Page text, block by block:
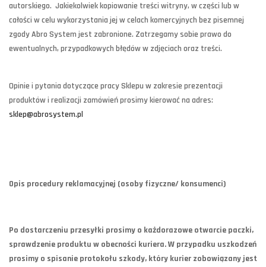
autorskiego. Jakiekolwiek kopiowanie treści witryny, w części lub w
całości w celu wykorzystania jej w celach komercyjnych bez pisemnej
zgody Abro System jest zabronione. Zatrzegamy sobie prawo do
ewentualnych, przypadkowych błędów w zdjęciach oraz treści.
Opinie i pytania dotyczące pracy Sklepu w zakresie prezentacji
produktów i realizacji zamówień prosimy kierować na adres:
sklep@abrosystem.pl
Opis procedury reklamacyjnej (osoby fizyczne/ konsumenci)
Po dostarczeniu przesyłki prosimy o każdorazowe otwarcie paczki,
sprawdzenie produktu w obecności kuriera. W przypadku uszkodzeń
prosimy o spisanie protokołu szkody, który kurier zobowiązany jest